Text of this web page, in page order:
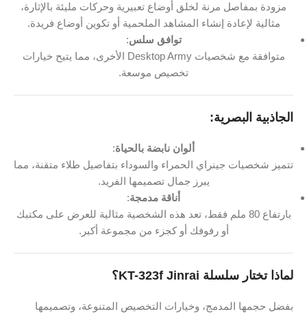
مزودة بمفاصل مرنة لخلق أوضاع تعبيرية وحركات مليئة بالإثارة،
مثالية لإعادة إنشاء المشاهد الملحمية أو تكوين أوضاع فريدة.
توافق سلس:
متوافقة مع شخصيات Desktop Army الأخرى، مما يتيح خيارات
تخصيص موسعة.
الجاذبية البصرية:
ألوان نابضة بالحياة:
تتميز شخصيات جينراي الحمراء والسوداء بتفاصيل طلاء متقنة، مما
يبرز جمال تصميمها الفريد.
أناقة مدمجة:
بارتفاع 80 ملم فقط، تعد هذه الشخصية مثالية للعرض على مكتبك
أو رفوفك أو كجزء من مجموعة أكبر.
لماذا تختار سلسلة KT-323f Jinrai؟
بفضل حجمها المدمج، وخيارات التخصيص المتنوعة، وتصميمها